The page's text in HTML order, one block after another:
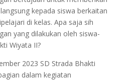
kepada siswa berkaitan
di kelas. Apa saja sih
yang dilakukan oleh siswa-
Wiyata II?
2023 SD Strada Bhakti
dalam kegiatan